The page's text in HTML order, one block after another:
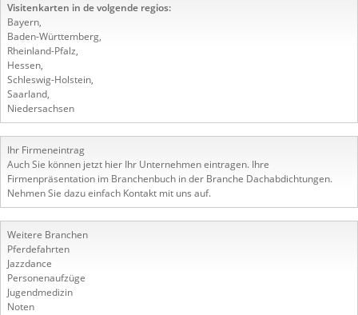
Visitenkarten in de volgende regios:
Bayern,
Baden-Württemberg,
Rheinland-Pfalz,
Hessen,
Schleswig-Holstein,
Saarland,
Niedersachsen
Ihr Firmeneintrag
Auch Sie können jetzt hier Ihr Unternehmen eintragen. Ihre
Firmenpräsentation im Branchenbuch in der Branche Dachabdichtungen.
Nehmen Sie dazu einfach Kontakt mit uns auf.
Weitere Branchen
Pferdefahrten
Jazzdance
Personenaufzüge
Jugendmedizin
Noten